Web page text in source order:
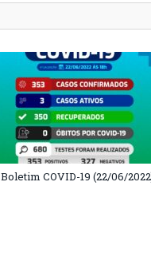
Boletim COVID-19 (22/06/